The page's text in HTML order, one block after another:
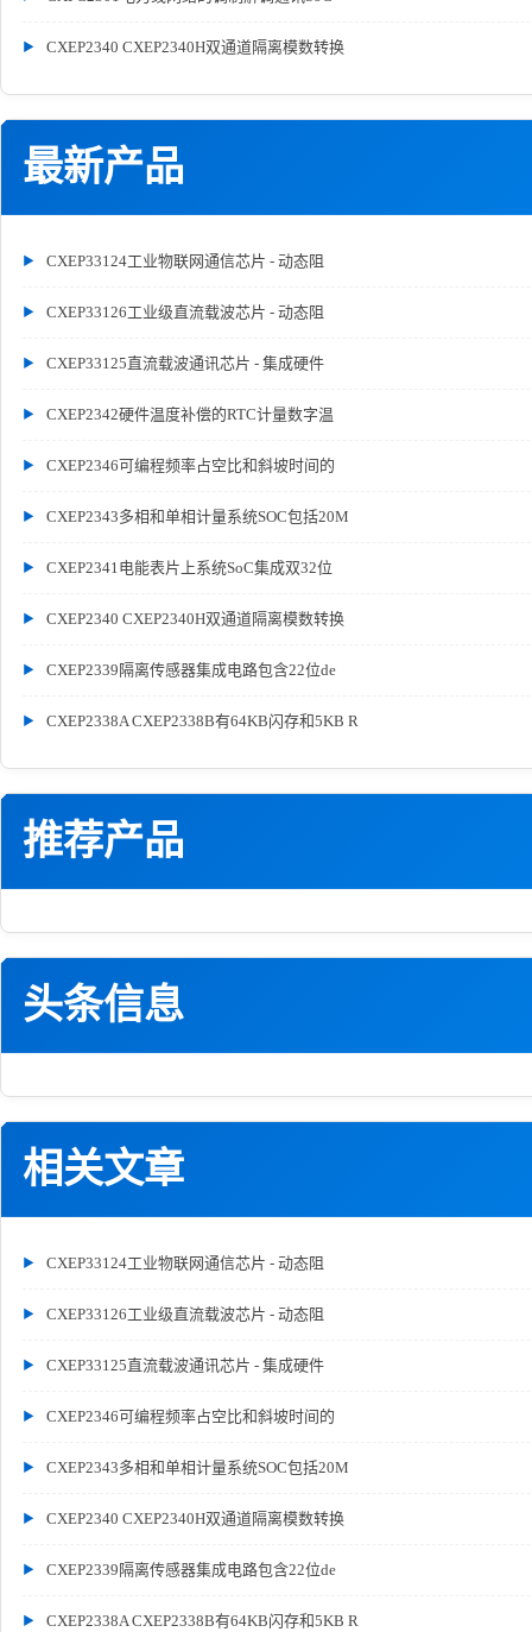
CXEP2340 CXEP2340H双通道隔离模数转换
最新产品
CXEP33124工业物联网通信芯片 - 动态阻
CXEP33126工业级直流载波芯片 - 动态阻
CXEP33125直流载波通讯芯片 - 集成硬件
CXEP2342硬件温度补偿的RTC计量数字温
CXEP2346可编程频率占空比和斜坡时间的
CXEP2343多相和单相计量系统SOC包括20M
CXEP2341电能表片上系统SoC集成双32位
CXEP2340 CXEP2340H双通道隔离模数转换
CXEP2339隔离传感器集成电路包含22位de
CXEP2338A CXEP2338B有64KB闪存和5KB R
推荐产品
头条信息
相关文章
CXEP33124工业物联网通信芯片 - 动态阻
CXEP33126工业级直流载波芯片 - 动态阻
CXEP33125直流载波通讯芯片 - 集成硬件
CXEP2346可编程频率占空比和斜坡时间的
CXEP2343多相和单相计量系统SOC包括20M
CXEP2340 CXEP2340H双通道隔离模数转换
CXEP2339隔离传感器集成电路包含22位de
CXEP2338A CXEP2338B有64KB闪存和5KB R